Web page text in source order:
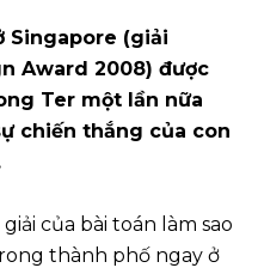
Singapore (giải
Award 2008) được
Ter một lần nữa
chiến thắng của con
của bài toán làm sao
thành phố ngay ở